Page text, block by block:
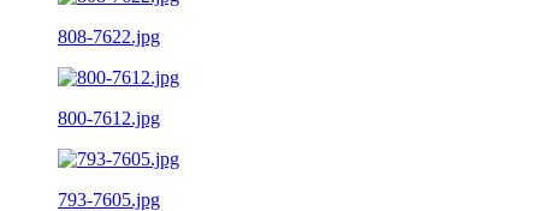
808-7622.jpg
800-7612.jpg
793-7605.jpg